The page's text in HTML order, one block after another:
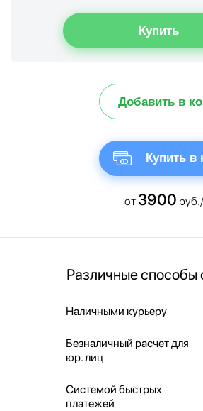
Добавить в
Купить в
от 3900
Различные способы
Наличными курьеру
Безналичный расчет для
юр. лиц
Системой быстрых
платежей